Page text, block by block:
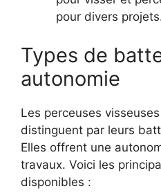
pour divers
Types de
autonomie
Les perceuses
distinguent par leurs
Elles offrent une
travaux. Voici les
disponibles :